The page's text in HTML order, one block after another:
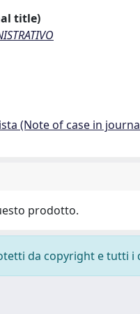
title)
(Note of case in
prodotto.
da copyright e tutti